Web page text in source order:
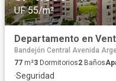
UF 55/m²
Departamento en
Bandejón Central Avenida
77 m²3 Dormitorios2 Baños
·Seguridad